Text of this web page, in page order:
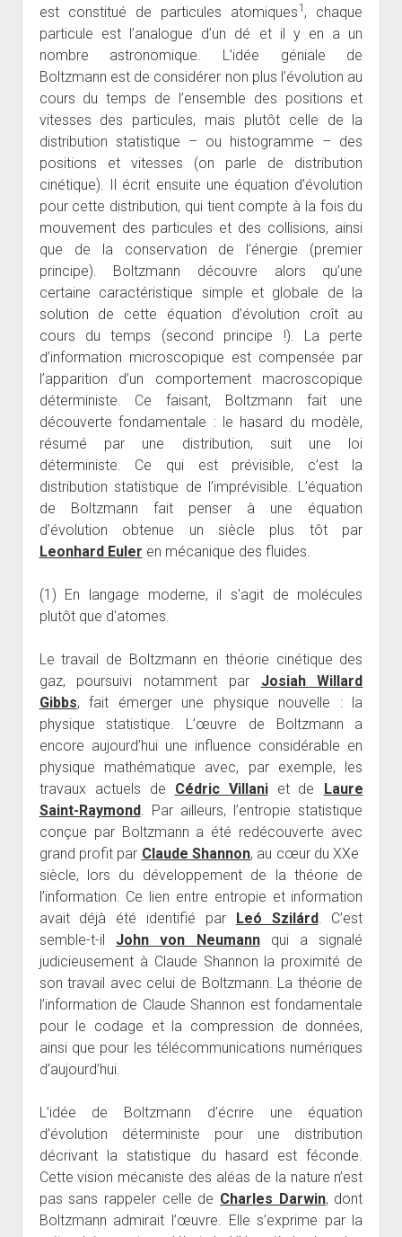
est constitué de particules atomiques1 , chaque
particule est l’analogue d’un dé et il y en a un
nombre astronomique. L’idée géniale de
Boltzmann est de considérer non plus l’évolution au
cours du temps de l’ensemble des positions et
vitesses des particules, mais plutôt celle de la
distribution statistique – ou histogramme – des
positions et vitesses (on parle de distribution
cinétique). Il écrit ensuite une équation d’évolution
pour cette distribution, qui tient compte à la fois du
mouvement des particules et des collisions, ainsi
que de la conservation de l’énergie (premier
principe). Boltzmann découvre alors qu’une
certaine caractéristique simple et globale de la
solution de cette équation d’évolution croît au
cours du temps (second principe !). La perte
d’information microscopique est compensée par
l’apparition d’un comportement macroscopique
déterministe. Ce faisant, Boltzmann fait une
découverte fondamentale : le hasard du modèle,
résumé par une distribution, suit une loi
déterministe. Ce qui est prévisible, c’est la
distribution statistique de l’imprévisible. L’équation
de Boltzmann fait penser à une équation
d’évolution obtenue un siècle plus tôt par
Leonhard Euler en mécanique des fluides.
(1) En langage moderne, il s'agit de molécules
plutôt que d'atomes.
Le travail de Boltzmann en théorie cinétique des
gaz, poursuivi notamment par Josiah Willard
Gibbs, fait émerger une physique nouvelle : la
physique statistique. L’œuvre de Boltzmann a
encore aujourd’hui une influence considérable en
physique mathématique avec, par exemple, les
travaux actuels de Cédric Villaniet de
Laure
Saint-Raymond. Par ailleurs, l’entropie statistique
conçue par Boltzmann a été redécouverte avec
grand profit par Claude Shannon, au cœur du XXe
siècle, lors du développement de la théorie de
l’information. Ce lien entre entropie et information
avait déjà été identifié par
Leó Szilárd. C’est
semble-t-il John von Neumannqui a signalé
judicieusement à Claude Shannon la proximité de
son travail avec celui de Boltzmann. La théorie de
l’information de Claude Shannon est fondamentale
pour le codage et la compression de données,
ainsi que pour les télécommunications numériques
d’aujourd’hui.
L’idée de Boltzmann d’écrire une équation
d’évolution déterministe pour une distribution
décrivant la statistique du hasard est féconde.
Cette vision mécaniste des aléas de la nature n’est
pas sans rappeler celle de Charles Darwin, dont
Boltzmann admirait l’œuvre. Elle s’exprime par la